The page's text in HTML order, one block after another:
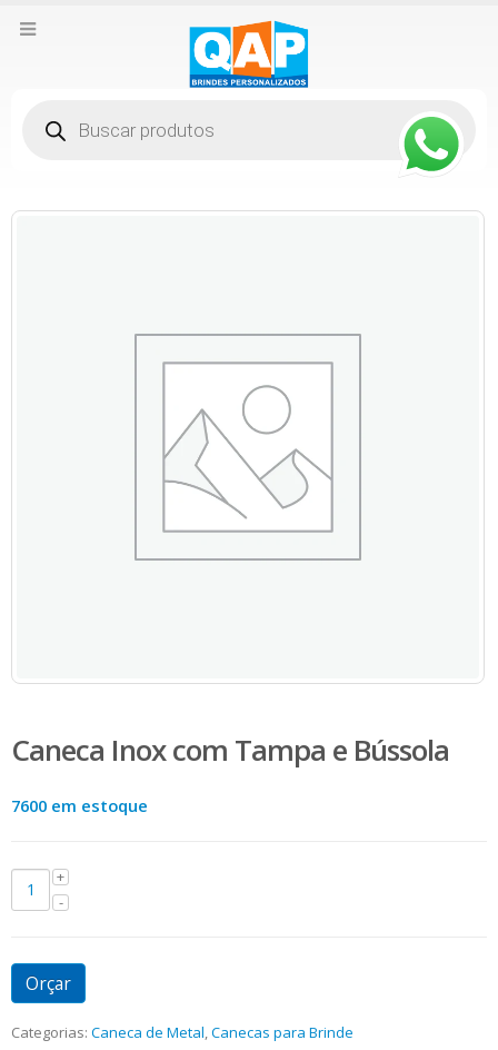
produtos
Caneca Inox com Tampa e Bússola
7600 em estoque
Orçar
Categorias: Caneca de Metal,Canecas para Brinde